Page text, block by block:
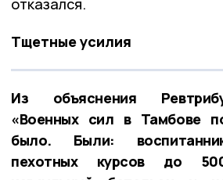
Тщетные усилия
Из объяснения
«Военных сил в Тамбове
было. Были:
пехотных курсов до